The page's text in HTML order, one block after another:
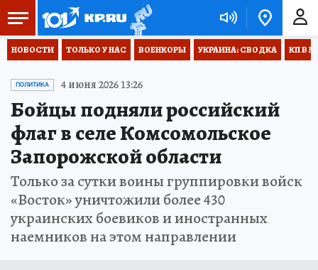
НОВОСТИ ТОЛЬКО У НАС ВОЕНКОРЫ УКРАИНА: СВОДКА КП В
ПОЛИТИКА 4 июня 2026 13:26
Бойцы подняли российский
флаг в селе Комсомольское
Запорожской области
Только за сутки воины группировки войск
«Восток» уничтожили более 430
украинских боевиков и иностранных
наемников на этом направлении